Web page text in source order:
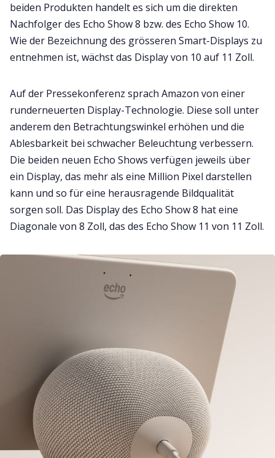
beiden Produkten handelt es sich um die direkten
Nachfolger des Echo Show 8 bzw. des Echo Show 10.
Wie der Bezeichnung des grösseren Smart-Displays zu
entnehmen ist, wächst das Display von 10 auf 11 Zoll.
Auf der Pressekonferenz sprach Amazon von einer
runderneuerten Display-Technologie. Diese soll unter
anderem den Betrachtungswinkel erhöhen und die
Ablesbarkeit bei schwacher Beleuchtung verbessern.
Die beiden neuen Echo Shows verfügen jeweils über
ein Display, das mehr als eine Million Pixel darstellen
kann und so für eine herausragende Bildqualität
sorgen soll. Das Display des Echo Show 8 hat eine
Diagonale von 8 Zoll, das des Echo Show 11 von 11 Zoll.